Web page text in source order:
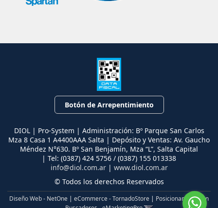
Botón de Arrepentimiento
DIOL | Pro-System | Administración: Bº Parque San Carlos
Mza 8 Casa 1 A4400AAA Salta | Depósito y Ventas: Av. Gaucho
Méndez N°630. Bº San Benjamín, Mza “L”, Salta Capital
| Tel: (0387) 424 5756 / (0387) 155 013338
info@diol.com.ar| www.diol.com.ar
© Todos los derechos Reservados
Diseño Web - NetOne | eCommerce - TornadoStore | Posicionamiento en